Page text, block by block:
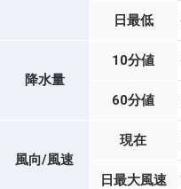
日最低
降水量
10分値
60分値
風向/風速
現在
日最大風速